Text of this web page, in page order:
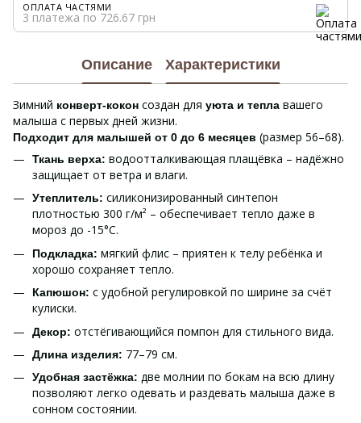
ОПЛАТА ЧАСТЯМИ
3 платежа по 726.67 грн
Описание Характеристики
Зимний конверт-кокон создан для уютa и тепла вашего
малыша с первых дней жизни.
Подходит для малышей от 0 до 6 месяцев (размер 56–68).
Ткань верха: водоотталкивающая плащёвка – надёжно
защищает от ветра и влаги.
Утеплитель: силиконизированный синтепон
плотностью 300 г/м² – обеспечивает тепло даже в
мороз до -15°C.
Подкладка: мягкий флис – приятен к телу ребёнка и
хорошо сохраняет тепло.
Капюшон: с удобной регулировкой по ширине за счёт
кулиски.
Декор: отстёгивающийся помпон для стильного вида.
Длина изделия: 77–79 см.
Удобная застёжка: две молнии по бокам на всю длину
позволяют легко одевать и раздевать малыша даже в
сонном состоянии.